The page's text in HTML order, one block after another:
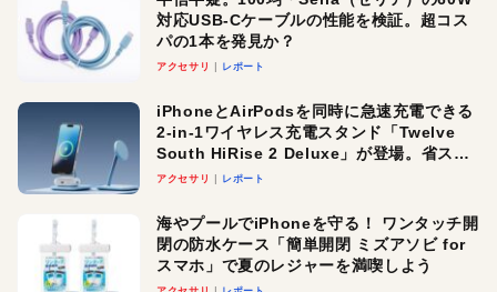
対応USB-Cケーブルの性能を検証。超コス
パの1本を発見か？
アクセサリ レポート
iPhoneとAirPodsを同時に急速充電できる
2-in-1ワイヤレス充電スタンド「Twelve
South HiRise 2 Deluxe」が登場。省スペ
ースでおしゃれに充電したい人にオスス
アクセサリ レポート
海やプールでiPhoneを守る！ ワンタッチ開
閉の防水ケース「簡単開閉 ミズアソビ for
スマホ」で夏のレジャーを満喫しよう